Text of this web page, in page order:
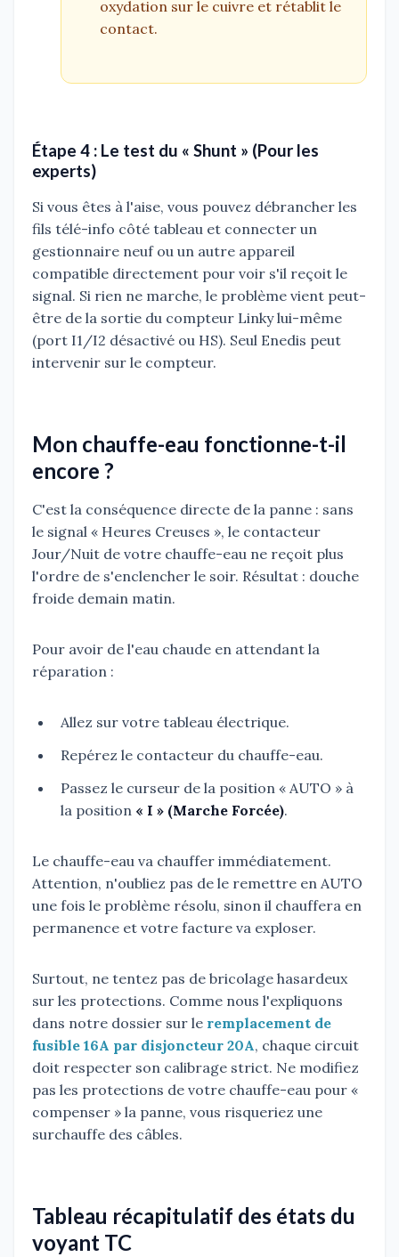
oxydation sur le cuivre et rétablit le
contact.
Étape 4 : Le test du « Shunt » (Pour les
experts)
Si vous êtes à l'aise, vous pouvez débrancher les
fils télé-info côté tableau et connecter un
gestionnaire neuf ou un autre appareil
compatible directement pour voir s'il reçoit le
signal. Si rien ne marche, le problème vient peut-
être de la sortie du compteur Linky lui-même
(port I1/I2 désactivé ou HS). Seul Enedis peut
intervenir sur le compteur.
Mon chauffe-eau fonctionne-t-il
encore ?
C'est la conséquence directe de la panne : sans
le signal « Heures Creuses », le contacteur
Jour/Nuit de votre chauffe-eau ne reçoit plus
l'ordre de s'enclencher le soir. Résultat : douche
froide demain matin.
Pour avoir de l'eau chaude en attendant la
réparation :
Allez sur votre tableau électrique.
Repérez le contacteur du chauffe-eau.
Passez le curseur de la position « AUTO » à
la position « I » (Marche Forcée).
Le chauffe-eau va chauffer immédiatement.
Attention, n'oubliez pas de le remettre en AUTO
une fois le problème résolu, sinon il chauffera en
permanence et votre facture va exploser.
Surtout, ne tentez pas de bricolage hasardeux
sur les protections. Comme nous l'expliquons
dans notre dossier sur le remplacement de
fusible 16A par disjoncteur 20A, chaque circuit
doit respecter son calibrage strict. Ne modifiez
pas les protections de votre chauffe-eau pour «
compenser » la panne, vous risqueriez une
surchauffe des câbles.
Tableau récapitulatif des états du
voyant TC